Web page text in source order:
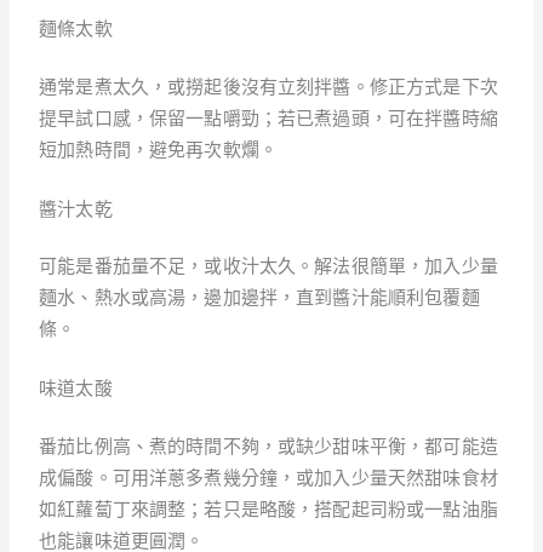
麵條太軟
通常是煮太久，或撈起後沒有立刻拌醬。修正方式是下次
提早試口感，保留一點嚼勁；若已煮過頭，可在拌醬時縮
短加熱時間，避免再次軟爛。
醬汁太乾
可能是番茄量不足，或收汁太久。解法很簡單，加入少量
麵水、熱水或高湯，邊加邊拌，直到醬汁能順利包覆麵
條。
味道太酸
番茄比例高、煮的時間不夠，或缺少甜味平衡，都可能造
成偏酸。可用洋蔥多煮幾分鐘，或加入少量天然甜味食材
如紅蘿蔔丁來調整；若只是略酸，搭配起司粉或一點油脂
也能讓味道更圓潤。